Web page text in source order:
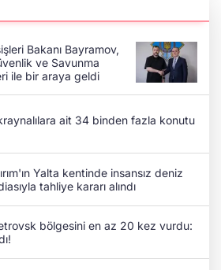
Bakanı Bayramov,
ve Savunma
ile bir araya geldi
ait 34 binden fazla konutu
Yalta kentinde insansız deniz
tahliye kararı alındı
bölgesini en az 20 kez vurdu: